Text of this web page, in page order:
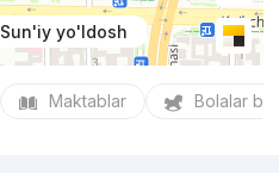
Sun'iy yo'ldosh
Maktablar Bolalar